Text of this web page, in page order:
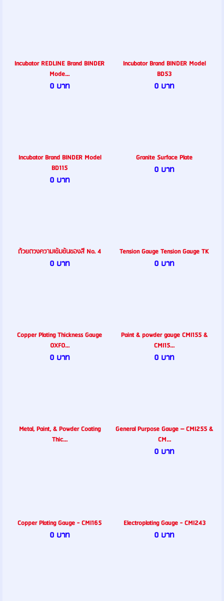
Incubator REDLINE Brand BINDER
Mode...
0 บาท
Incubator Brand BINDER Model
BD53
0 บาท
Incubator Brand BINDER Model
BD115
0 บาท
Granite Surface Plate
0 บาท
ถ้วยตวงความเข้มข้นของสี No. 4
0 บาท
Tension Gauge Tension Gauge TK
0 บาท
Copper Plating Thickness Gauge
OXFO...
0 บาท
Paint & powder gauge CMI155 &
CMI15...
0 บาท
Metal, Paint, & Powder Coating
Thic...
General Purpose Gauge – CMI255 &
CM...
0 บาท
Copper Plating Gauge - CMI165
0 บาท
Electroplating Gauge - CMI243
0 บาท